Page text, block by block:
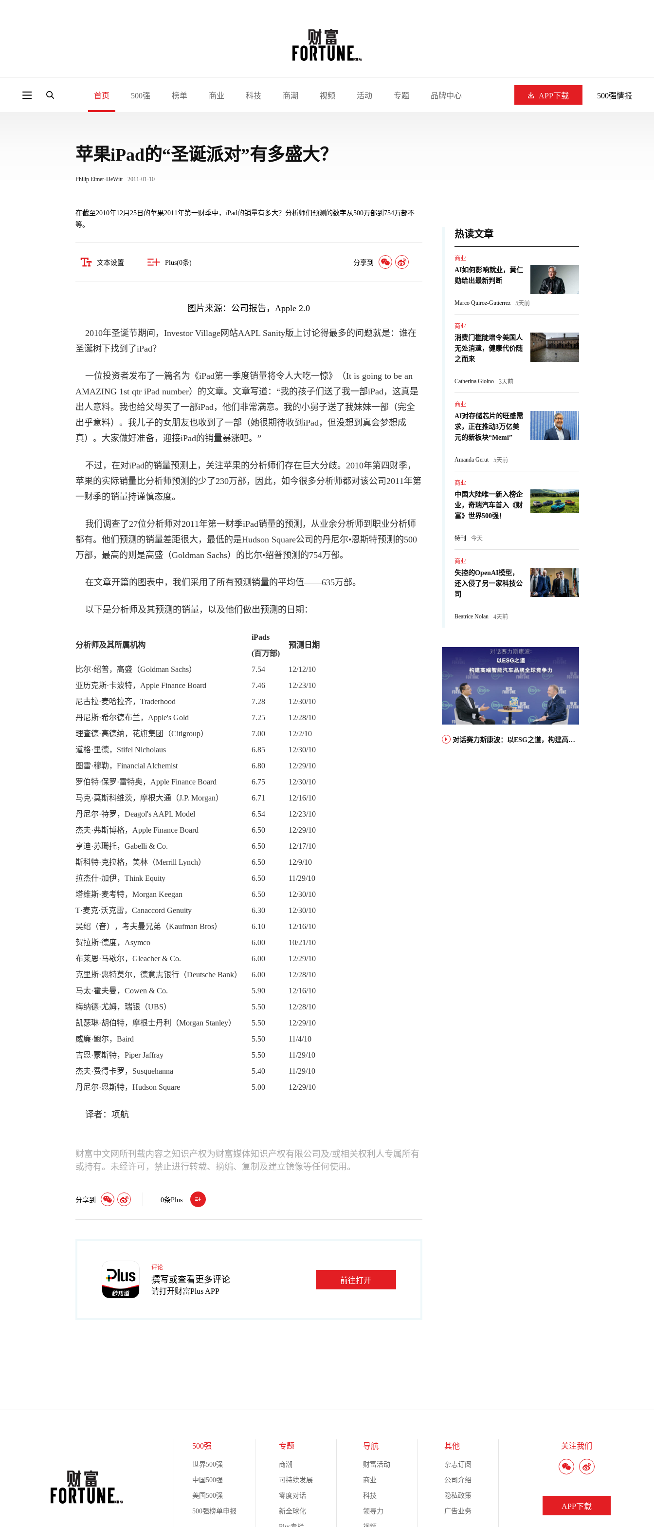
首页 500强 榜单 商业 科技 商潮 视频 活动 专题 品牌中心 APP下载 500强情报
苹果iPad的“圣诞派对”有多盛大？
Philip Elmer-DeWitt 2011-01-10
在截至2010年12月25日的苹果2011年第一财季中，iPad的销量有多大？分析师们预测的数字从500万部到754万部不
等。
文本设置 Plus(0条) 分享到
图片来源：公司报告，Apple 2.0
2010年圣诞节期间，Investor Village网站AAPL Sanity版上讨论得最多的问题就是：谁在
圣诞树下找到了iPad？
一位投资者发布了一篇名为《iPad第一季度销量将令人大吃一惊》（It is going to be an
AMAZING 1st qtr iPad number）的文章。文章写道：“我的孩子们送了我一部iPad，这真是
出人意料。我也给父母买了一部iPad，他们非常满意。我的小舅子送了我妹妹一部（完全
出乎意料）。我儿子的女朋友也收到了一部（她很期待收到iPad，但没想到真会梦想成
真）。大家做好准备，迎接iPad的销量暴涨吧。”
不过，在对iPad的销量预测上，关注苹果的分析师们存在巨大分歧。2010年第四财季，
苹果的实际销量比分析师预测的少了230万部，因此，如今很多分析师都对该公司2011年第
一财季的销量持谨慎态度。
我们调查了27位分析师对2011年第一财季iPad销量的预测，从业余分析师到职业分析师
都有。他们预测的销量差距很大，最低的是Hudson Square公司的丹尼尔•恩斯特预测的500
万部，最高的则是高盛 （Goldman Sachs）的比尔•绍普预测的754万部。
在文章开篇的图表中，我们采用了所有预测销量的平均值——635万部。
以下是分析师及其预测的销量，以及他们做出预测的日期：
分析师及其所属机构
iPads
(百万部)
预测日期
比尔·绍普，高盛（Goldman Sachs） 7.54
12/12/10
亚历克斯·卡波特， Apple Finance Board 7.46
12/23/10
尼古拉·麦哈拉齐， Traderhood 7.28
12/30/10
丹尼斯·希尔德布兰， Apple's Gold 7.25
12/28/10
理查德·高德纳， 花旗集团 （Citigroup） 7.00
12/2/10
道格·里德， Stifel Nicholaus 6.85
12/30/10
图雷·穆勒， Financial Alchemist 6.80
12/29/10
罗伯特·保罗·雷特奥， Apple Finance Board 6.75
12/30/10
马克·莫斯科维茨， 摩根大通 （J.P. Morgan） 6.71
12/16/10
丹尼尔·特罗， Deagol's AAPL Model 6.54
12/23/10
杰夫·弗斯博格， Apple Finance Board 6.50
12/29/10
亨迪·苏珊托， Gabelli & Co. 6.50
12/17/10
斯科特·克拉格，美林（Merrill Lynch） 6.50
12/9/10
拉杰什·加伊， Think Equity 6.50
11/29/10
塔维斯·麦考特， Morgan Keegan 6.50
12/30/10
T·麦克·沃克雷， Canaccord Genuity 6.30
12/30/10
吴绍（音），考夫曼兄弟（Kaufman Bros） 6.10
12/16/10
贺拉斯·德度， Asymco 6.00
10/21/10
布莱恩·马歇尔， Gleacher & Co. 6.00
12/29/10
克里斯·惠特莫尔， 德意志银行（Deutsche Bank） 6.00
12/28/10
马太·霍夫曼， Cowen & Co. 5.90
12/16/10
梅纳德·尤姆，瑞银（UBS） 5.50
12/28/10
凯瑟琳·胡伯特， 摩根士丹利 （Morgan Stanley） 5.50
12/29/10
威廉·鲍尔， Baird 5.50
11/4/10
吉恩·蒙斯特， Piper Jaffray 5.50
11/29/10
杰夫·费得卡罗， Susquehanna 5.40
11/29/10
丹尼尔·恩斯特， Hudson Square 5.00 12/29/10
译者：项航
财富中文网所刊载内容之知识产权为财富媒体知识产权有限公司及/或相关权利人专属所有
或持有。未经许可，禁止进行转载、摘编、复制及建立镜像等任何使用。
分享到 0条Plus
评论
撰写或查看更多评论
请打开财富Plus APP
前往打开
热读文章
商业
AI如何影响就业，黄仁
勋给出最新判断
Marco Quiroz-Gutierrez 5天前
商业
消费门槛陡增令美国人
无处消遣，健康代价随
之而来
Catherina Gioino 3天前
商业
AI对存储芯片的旺盛需
求，正在推动3万亿美
元的新板块“Memi”
Amanda Gerut 5天前
商业
中国大陆唯一新入榜企
业，奇瑞汽车首入《财
富》世界500强！
特刊 今天
商业
失控的OpenAI模型，
还入侵了另一家科技公
司
Beatrice Nolan 4天前
对话赛力斯康波：以ESG之道，构建高端智能汽车品牌全球竞争力
500强
世界500强
中国500强
美国500强
500强榜单申报
专题
商潮
可持续发展
零度对话
新全球化
导航
财富活动
商业
科技
领导力
其他
杂志订阅
公司介绍
隐私政策
广告业务
关注我们
APP下载